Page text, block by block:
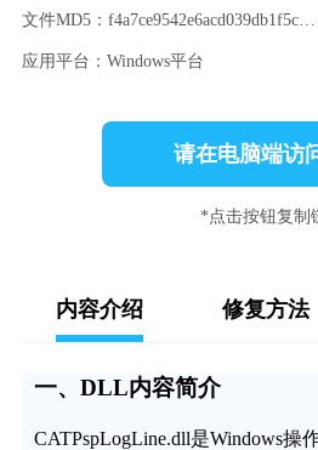
文件MD5：f4a7ce9542e6acd039db1f5c49a94335
应用平台：Windows平台
请在电脑端访
*点击按钮复制
内容介绍 修复方法
一、DLL内容简介
CATPspLogLine.dll是Windows操